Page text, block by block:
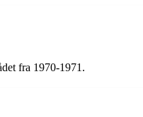
fra 1970-1971.